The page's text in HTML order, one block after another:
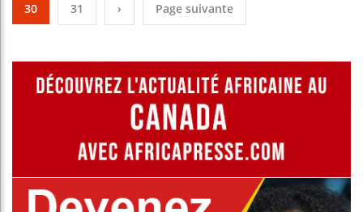
30 31 › Page suivante